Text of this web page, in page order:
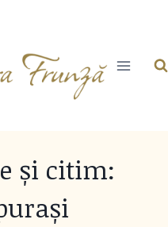
și citim: